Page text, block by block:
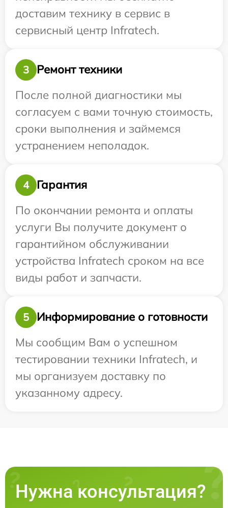
доставим технику в сервис в
сервисный центр Infratech.
3
Ремонт техники
После полной диагностики мы
согласуем с вами точную стоимость,
сроки выполнения и займемся
устранением неполадок.
4
Гарантия
По окончании ремонта и оплаты
услуги Вы получите документ о
гарантийном обслуживании
устройства Infratech сроком на все
виды работ и запчасти.
5
Информирование о готовности
Мы сообщим Вам о успешном
тестировании техники Infratech, и
мы организуем доставку по
указанному адресу.
Нужна консультация?